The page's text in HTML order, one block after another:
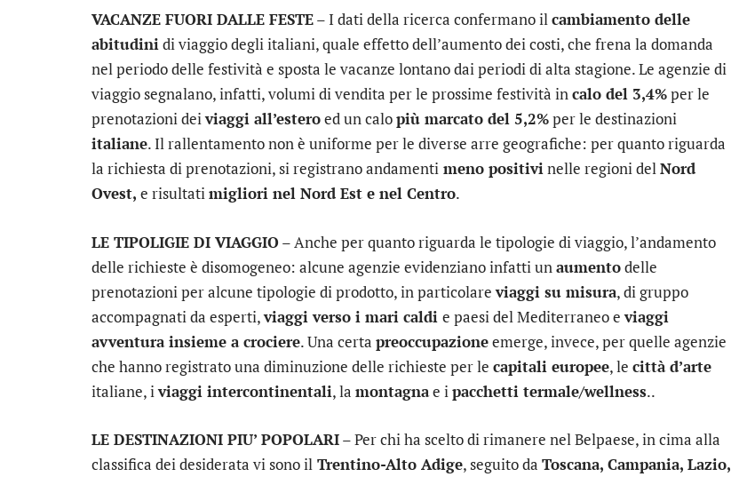
VACANZE FUORI DALLE FESTE– I dati della ricerca confermano ilcambiamento delle
abitudinidi viaggio degli italiani, quale effetto dell’aumento dei costi, che frena la domanda
nel periodo delle festività e sposta le vacanze lontano dai periodi di alta stagione. Le agenzie di
viaggio segnalano, infatti, volumi di vendita per le prossime festività incalo del 3,4%per le
prenotazioni deiviaggi all’esteroed un calopiù marcato del 5,2%per le destinazioni
italiane. Il rallentamento non è uniforme per le diverse arre geografiche: per quanto riguarda
la richiesta di prenotazioni, si registrano andamenti meno positivinelle regioni delNord
Ovest, e risultatimigliori nel Nord Est e nel Centro.
LE TIPOLIGIE DI VIAGGIO – Anche per quanto riguarda le tipologie di viaggio, l’andamento
delle richieste è disomogeneo: alcune agenzie evidenziano infatti un aumentodelle
prenotazioni per alcune tipologie di prodotto, in particolareviaggi su misura, di gruppo
accompagnati da esperti,viaggi verso i mari caldi e paesi del Mediterraneo eviaggi
avventura insieme a crociere. Una certa preoccupazioneemerge, invece, per quelle agenzie
che hanno registrato una diminuzione delle richieste per le capitali europee, le città d’arte
italiane, iviaggi intercontinentali, la montagnae i pacchetti termale/wellness..
LE DESTINAZIONI PIU’ POPOLARI– Per chi ha scelto di rimanere nel Belpaese, in cima alla
classifica dei desiderata vi sono il Trentino-Alto Adige, seguito da Toscana, Campania, Lazio,